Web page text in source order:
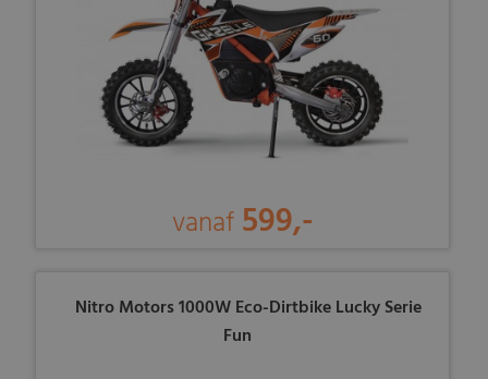
vanaf 599,-
Nitro Motors 1000W Eco-Dirtbike Lucky Serie
Fun